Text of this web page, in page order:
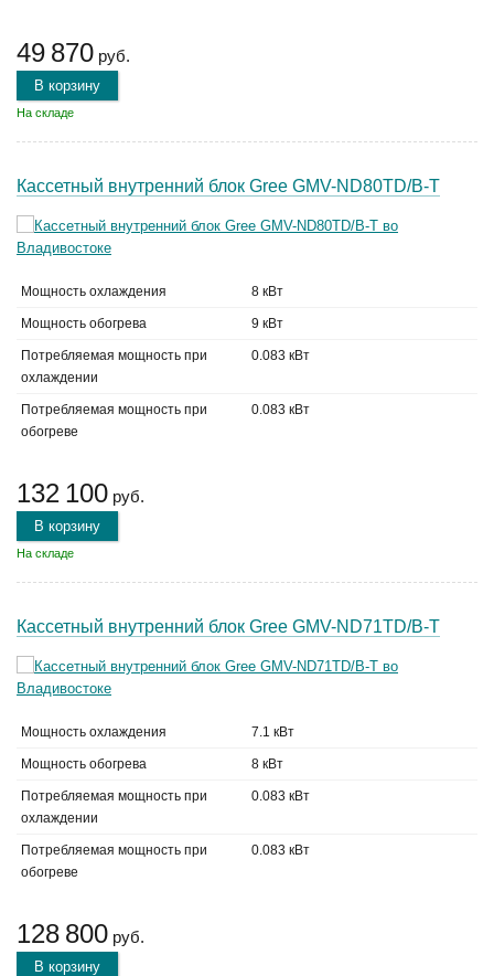
49 870 руб.
В корзину
На складе
Кассетный внутренний блок Gree GMV-ND80TD/B-T
Мощность охлаждения 8 кВт
Мощность обогрева 9 кВт
Потребляемая мощность при
охлаждении
0.083 кВт
Потребляемая мощность при
обогреве
0.083 кВт
132 100 руб.
В корзину
На складе
Кассетный внутренний блок Gree GMV-ND71TD/B-T
Мощность охлаждения 7.1 кВт
Мощность обогрева 8 кВт
Потребляемая мощность при
охлаждении
0.083 кВт
Потребляемая мощность при
обогреве
0.083 кВт
128 800 руб.
В корзину